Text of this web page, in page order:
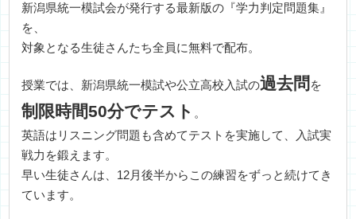
新潟県統一模試会が発行する最新版の『学力判定問題集』
を、
対象となる生徒さんたち全員に無料で配布。
授業では、新潟県統一模試や公立高校入試の過去問 を
制限時間50分でテスト 。
英語はリスニング問題も含めてテストを実施して、入試実
戦力を鍛えます。
早い生徒さんは、12月後半からこの練習をずっと続けてき
ています。